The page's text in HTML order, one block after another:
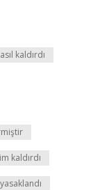
kaldırdı
kaldırdı